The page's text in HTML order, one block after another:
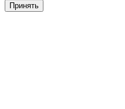
Принять